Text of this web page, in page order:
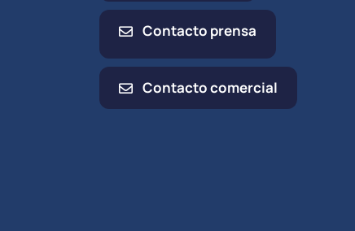
Contacto prensa
Contacto comercial